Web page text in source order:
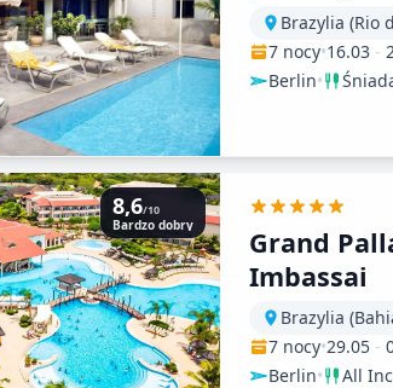
Brazylia (Rio
7 nocy•16.03 -
Berlin•
8,6/10
Bardzo dobry
Grand
Imbassai
Brazylia
7 nocy•29.05 -
Berlin• All